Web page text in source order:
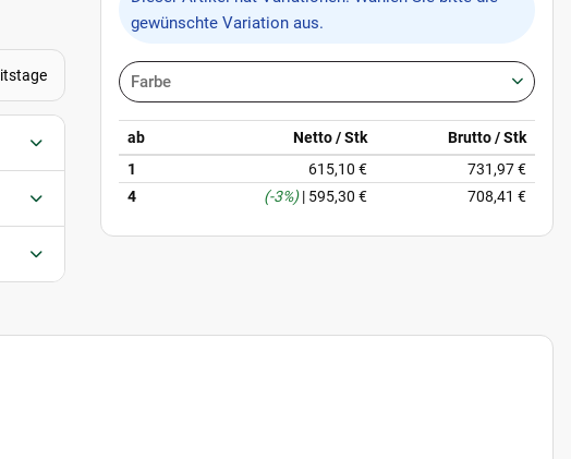
gewünschte Variation aus.
Farbe
ab Netto / Stk
Brutto / Stk
1
615,10 €
731,97 €
4
(-3%)| 595,30 € 708,41 €